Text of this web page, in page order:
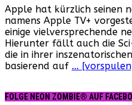
All
Die
in
Apple hat kürzlich seinen
namens Apple TV+
einige vielversprechende
Hierunter fällt auch die
die in ihrer
basierend auf …
FOLGE NEON ZOMBIE® AUF